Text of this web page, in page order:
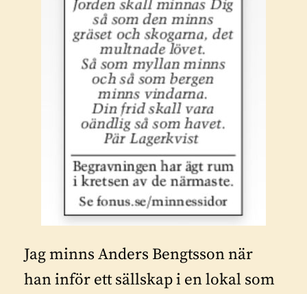
Jag minns Anders Bengtsson när
han inför ett sällskap i en lokal som